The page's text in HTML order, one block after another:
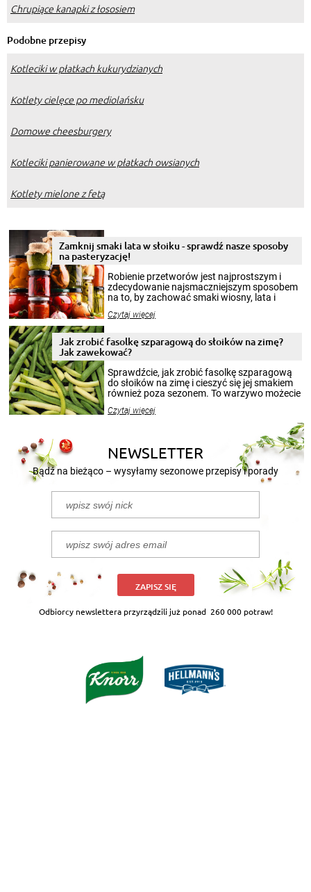
Chrupiące kanapki z łososiem
Podobne przepisy
Kotleciki w płatkach kukurydzianych
Kotlety cielęce po mediolańsku
Domowe cheesburgery
Kotleciki panierowane w płatkach owsianych
Kotlety mielone z fetą
Zamknij smaki lata w słoiku - sprawdź nasze sposoby
na pasteryzację!
Robienie przetworów jest najprostszym i
zdecydowanie najsmaczniejszym sposobem
na to, by zachować smaki wiosny, lata i
krajobrazów, by cieszyć nimi oko w sezonie
pełni poczuć atmosferę cieplejszych
miesięcy. Przygotowanie słoików ze
patenty, które pozwolą zachować świeżość
przetworów.
Czytaj więcej
Jak zrobić fasolkę szparagową do słoików na zimę?
Jak zawekować?
Sprawdźcie, jak zrobić fasolkę szparagową
do słoików na zimę i cieszyć się jej smakiem
również poza sezonem. To warzywo możecie
nasze propozycje!
Czytaj więcej
NEWSLETTER
Bądź na bieżąco – wysyłamy sezonowe przepisy i porady
ZAPISZ SIĘ
Odbiorcy newslettera przyrządzili już ponad 260 000 potraw!